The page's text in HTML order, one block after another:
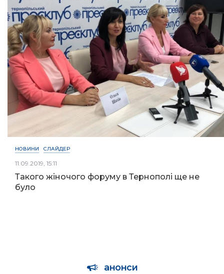
НОВИНИ СЛАЙДЕР
11.09.2019, 15:11
Такого жіночого форуму в Тернополі ще не
було
анонси